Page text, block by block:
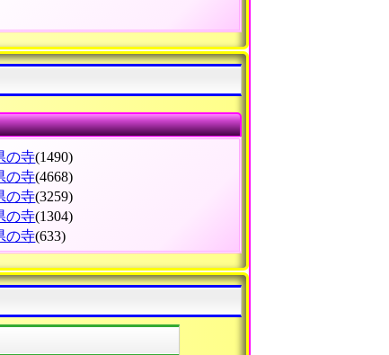
の寺(1490)
の寺(4668)
の寺(3259)
の寺(1304)
の寺(633)